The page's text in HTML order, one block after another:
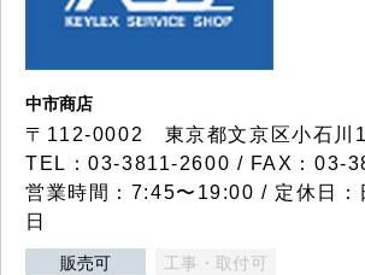
中市商店
〒112-0002 東京都文京区小石川
TEL：03-3811-2600 / FAX：03-
営業時間：7:45〜19:00 / 定休日：
日
販売可 工事・取付可